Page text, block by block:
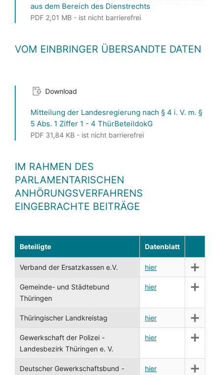
aus dem Bereich des Dienstrechts
PDF 2,01 MB - ist nicht barrierefrei
VOM EINBRINGER ÜBERSANDTE DATEN
Download
Mitteilung der Landesregierung nach § 4 i. V. m. §
5 Abs. 1 Ziffer 1 - 4 ThürBeteildokG
PDF 31,84 KB - ist nicht barrierefrei
IM RAHMEN DES
PARLAMENTARISCHEN
ANHÖRUNGSVERFAHRENS
EINGEBRACHTE BEITRÄGE
Beteiligte Datenblatt
Verband der Ersatzkassen e.V. hier
Gemeinde- und Städtebund
Thüringen
hier
Thüringischer Landkreistag hier
Gewerkschaft der Polizei -
Landesbezirk Thüringen e. V.
hier
Deutscher Gewerkschaftsbund -
hier